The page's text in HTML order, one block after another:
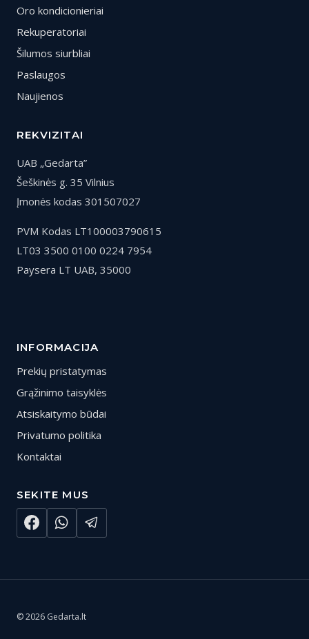
Oro kondicionieriai
Rekuperatoriai
Šilumos siurbliai
Paslaugos
Naujienos
REKVIZITAI
UAB „Gedarta”
Šeškinės g. 35 Vilnius
Įmonės kodas 301507027
PVM Kodas LT100003790615
LT03 3500 0100 0224 7954
Paysera LT UAB, 35000
INFORMACIJA
Prekių pristatymas
Grąžinimo taisyklės
Atsiskaitymo būdai
Privatumo politika
Kontaktai
SEKITE MUS
© 2026 Gedarta.lt